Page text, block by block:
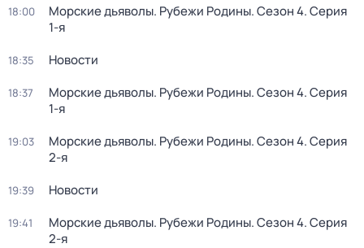
18:00 Морские дьяволы. Рубежи Родины. Сезон 4. Серия
1-я
18:35 Новости
18:37 Морские дьяволы. Рубежи Родины. Сезон 4. Серия
1-я
19:03 Морские дьяволы. Рубежи Родины. Сезон 4. Серия
2-я
19:39 Новости
19:41 Морские дьяволы. Рубежи Родины. Сезон 4. Серия
2-я